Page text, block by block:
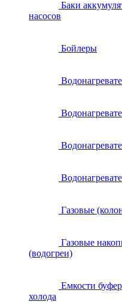
Баки
насосов
Бойлеры
Газовые
Газовые
(водогреи)
Емкости
холода